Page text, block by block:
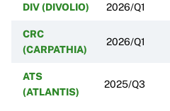
DIV (DIVOLIO) 2026/Q1
CRC
(CARPATHIA)
2026/Q1
ATS
(ATLANTIS)
2025/Q3